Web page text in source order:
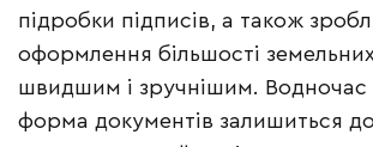
підробки підписів, а також
оформлення більшості
швидшим і зручнішим. Водночас
форма документів залишиться